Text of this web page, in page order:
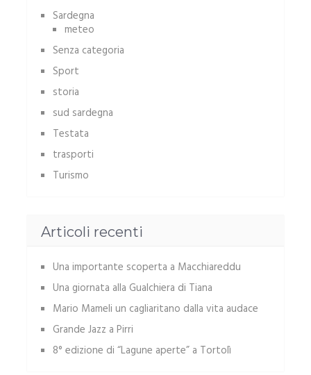
Sardegna
meteo
Senza categoria
Sport
storia
sud sardegna
Testata
trasporti
Turismo
Articoli recenti
Una importante scoperta a Macchiareddu
Una giornata alla Gualchiera di Tiana
Mario Mameli un cagliaritano dalla vita audace
Grande Jazz a Pirri
8° edizione di “Lagune aperte” a Tortolì